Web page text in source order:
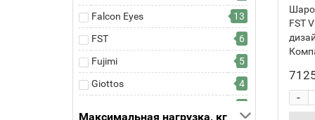
Falcon Eyes
13
FST
6
Fujimi
5
Giottos
4
Максимальная нагрузка, кг
FST
-